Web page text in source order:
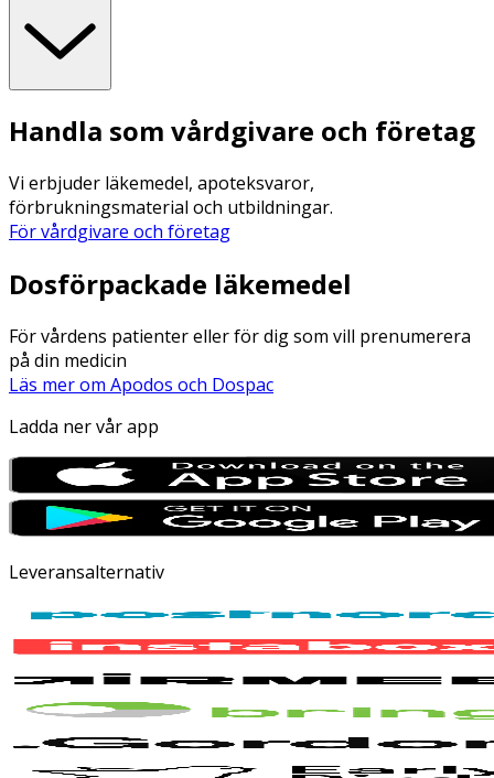
Handla som vårdgivare och företag
Vi erbjuder läkemedel, apoteksvaror,
förbrukningsmaterial och utbildningar.
För vårdgivare och företag
Dosförpackade läkemedel
För vårdens patienter eller för dig som vill prenumerera
på din medicin
Läs mer om Apodos och Dospac
Ladda ner vår app
Leveransalternativ